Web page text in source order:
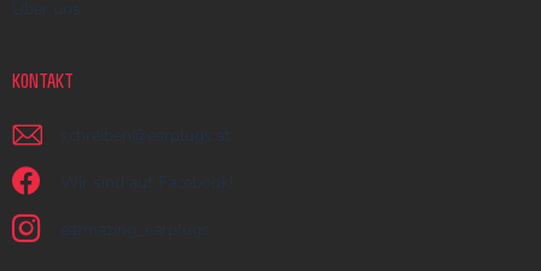
Über uns
KONTAKT
schreiben @ earplugs.at
Wir sind auf Facebook!
earmazing_earplugs